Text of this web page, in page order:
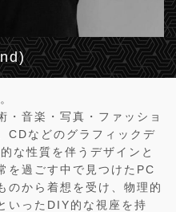
・音楽・写真・ファッショ
CDなどのグラフィックデ
な性質を伴うデザインと
を過ごす中で見つけたPC
のから着想を受け、物理的
いったDIY的な視座を持